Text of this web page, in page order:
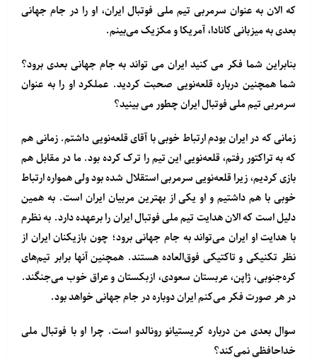
که الان به عنوان سرمربی تیم ملی فوتبال ایران، او را در جام جهانی
بعدی به میزبانی کانادا، آمریکا و مکزیک می‌بینم.
بنابراین شما فکر می کنید ایران می تواند به جام جهانی بعدی برود؟
شما همچنین درباره قلعه‌نویی صحبت کردید. عملکرد او را به عنوان
سرمربی تیم ملی فوتبال ایران چطور می بینید؟
زمانی که در ایران بودم ارتباط خوبی با آقای قلعه‌نویی داشتم. زمانی هم
که به تراکتور رفتم، قلعه‌نویی این تیم را ترک کرده بود. ما در مقابل هم
بازی کردیم، زیرا قلعه‌نویی سرمربی استقلال شده بود ولی همواره ارتباط
خوبی با هم داشتیم و او یکی از بهترین مربیان ایران است. به همین
دلیل است که الان هدایت تیم ملی فوتبال ایران را برعهده دارد. به نظرم
با هدایت او ایران می‌تواند به جام جهانی برود؛ چون بازیکنان ایران از
نظر تکنیکی و تاکتیکی فوق‌العاده هستند. همچنین آنها برابر تیم‌های
کره‌جنوبی، ژاپن، عربستان سعودی، ازبکستان و عراق خوب می‌جنگند.
در هر صورت فکر می‌کنم ایران دوباره در جام جهانی خواهد بود.
سوال بعدی من درباره کریستیانو رونالدو است. چرا او با فوتبال ملی
خداحافظی نمی‌کند؟